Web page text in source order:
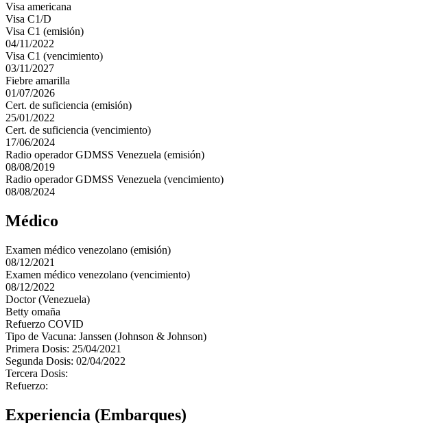
Visa americana
Visa C1/D
Visa C1 (emisión)
04/11/2022
Visa C1 (vencimiento)
03/11/2027
Fiebre amarilla
01/07/2026
Cert. de suficiencia (emisión)
25/01/2022
Cert. de suficiencia (vencimiento)
17/06/2024
Radio operador GDMSS Venezuela (emisión)
08/08/2019
Radio operador GDMSS Venezuela (vencimiento)
08/08/2024
Médico
Examen médico venezolano (emisión)
08/12/2021
Examen médico venezolano (vencimiento)
08/12/2022
Doctor (Venezuela)
Betty omaña
Refuerzo COVID
Tipo de Vacuna: Janssen (Johnson & Johnson)
Primera Dosis: 25/04/2021
Segunda Dosis: 02/04/2022
Tercera Dosis:
Refuerzo:
Experiencia (Embarques)